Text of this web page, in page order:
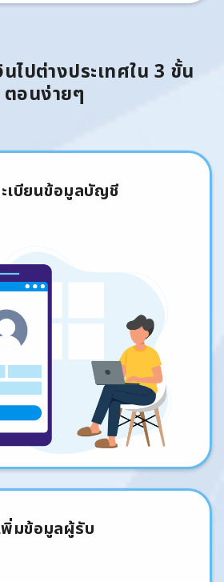
นไปต่างประเทศใน 3 ขั้น
ตอนง่ายๆ
เบียนข้อมูลบัญชี
พิ่มข้อมูลผู้รับ